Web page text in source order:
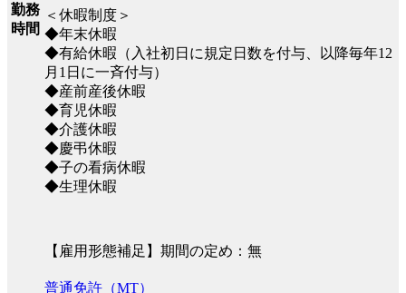
勤務
時間
＜休暇制度＞
◆年末休暇
◆有給休暇（入社初日に規定日数を付与、以降毎年12
月1日に一斉付与）
◆産前産後休暇
◆育児休暇
◆介護休暇
◆慶弔休暇
◆子の看病休暇
◆生理休暇
【雇用形態補足】期間の定め：無
普通免許（MT）